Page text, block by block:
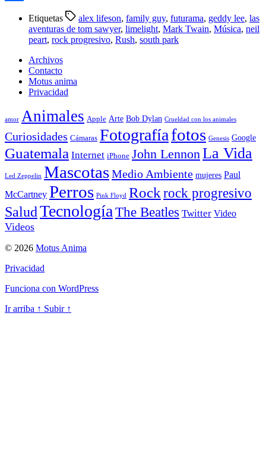
Etiquetas alex lifeson, family guy, futurama, geddy lee, las
aventuras de tom sawyer, limelight, Mark Twain, Música, neil
peart, rock progresivo, Rush, south park
Archivos
Contacto
Motus anima
Privacidad
amor Animales Apple Arte Bob Dylan Crueldad con los animales
Curiosidades Cámaras Fotografíafotos Genesis Google
Guatemala Internet iPhone John Lennon La Vida
Led Zeppelin MascotasMedio Ambiente mujeres Paul
McCartney Perros Pink Floyd Rock rock progresivo
SaludTecnología The Beatles Twitter Video
Videos
© 2026 Motus Anima
Privacidad
Funciona con WordPress
Ir arriba ↑ Subir ↑